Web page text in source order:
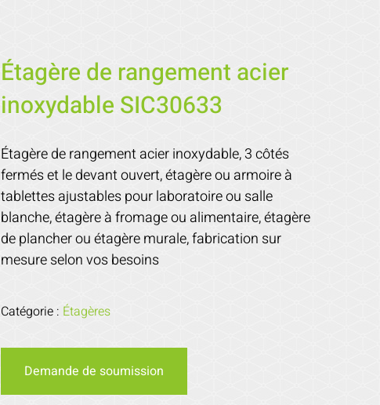
Étagère de rangement acier
inoxydable SIC30633
Étagère de rangement acier inoxydable, 3 côtés
fermés et le devant ouvert, étagère ou armoire à
tablettes ajustables pour laboratoire ou salle
blanche, étagère à fromage ou alimentaire, étagère
de plancher ou étagère murale, fabrication sur
mesure selon vos besoins
Catégorie : Étagères
Demande de soumission